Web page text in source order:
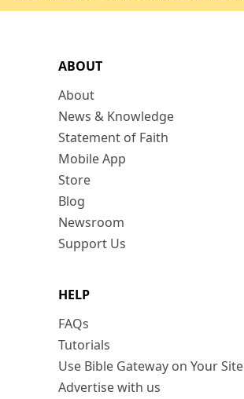
ABOUT
About
News & Knowledge
Statement of Faith
Mobile App
Store
Blog
Newsroom
Support Us
HELP
FAQs
Tutorials
Use Bible Gateway on Your Site
Advertise with us